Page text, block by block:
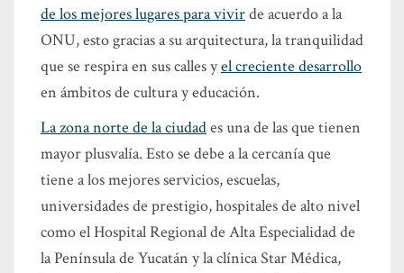
de los mejores lugares para vivirde acuerdo a la
ONU, esto gracias a su arquitectura, la tranquilidad
que se respira en sus calles yel creciente desarrollo
en ámbitos de cultura y educación.
La zona norte de la ciudades una de las que tienen
mayor plusvalía. Esto se debe a la cercanía que
tiene a los mejores servicios, escuelas,
universidades de prestigio, hospitales de alto nivel
como el Hospital Regional de Alta Especialidad de
la Península de Yucatán y la clínica Star Médica,